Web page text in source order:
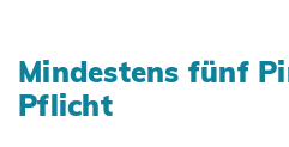
Mindestens fünf
Pflicht